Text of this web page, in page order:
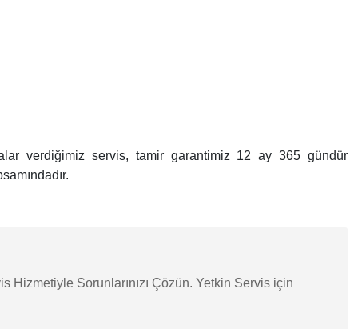
verdiğimiz servis, tamir garantimiz 12 ay 365 gündür
Hizmetiyle Sorunlarınızı Çözün. Yetkin Servis için